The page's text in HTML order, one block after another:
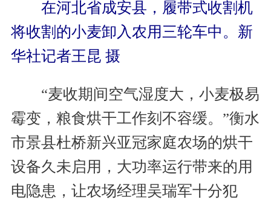
在河北省成安县，履带式收割机
将收割的小麦卸入农用三轮车中。新
华社记者王昆 摄
“麦收期间空气湿度大，小麦极易
霉变，粮食烘干工作刻不容缓。”衡水
市景县杜桥新兴亚冠家庭农场的烘干
设备久未启用，大功率运行带来的用
电隐患，让农场经理吴瑞军十分犯